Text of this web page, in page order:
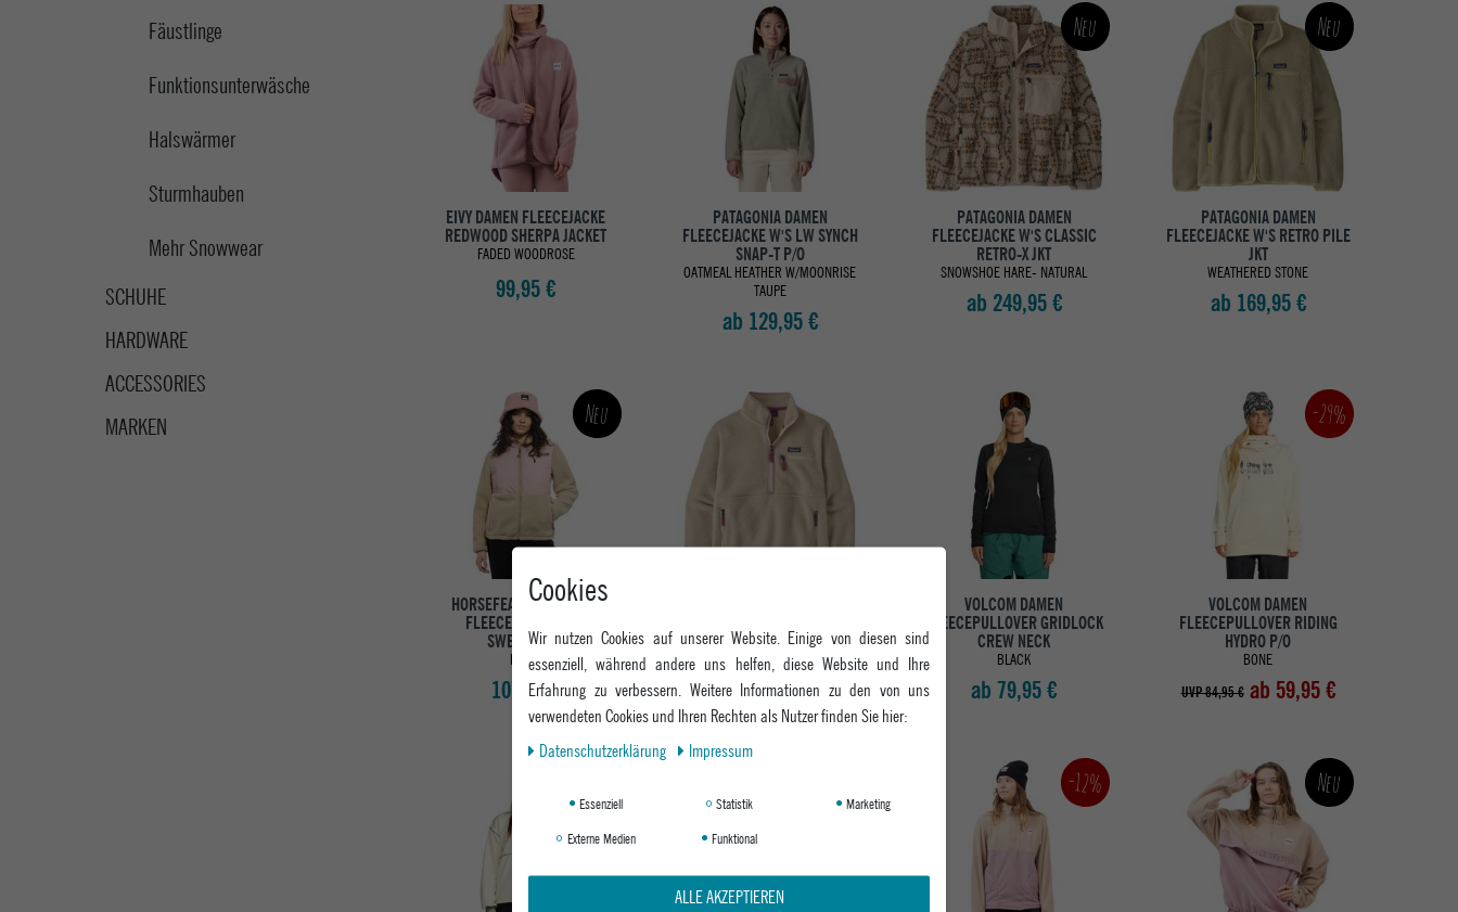
Fäustlinge
Funktionsunterwäsche
Halswärmer
Sturmhauben
Mehr Snowwear
SCHUHE
HARDWARE
ACCESSORIES
MARKEN
EIVY DAMEN FLEECEJACKE
REDWOOD SHERPA JACKET
FADED WOODROSE
99,95 €
PATAGONIA DAMEN
FLEECEJACKE W'S LW SYNCH
SNAP-T P/O
OATMEAL HEATHER W/MOONRISE
TAUPE
ab 129,95 €
Neu
PATAGONIA DAMEN
FLEECEJACKE W'S CLASSIC
RETRO-X JKT
SNOWSHOE HARE- NATURAL
ab 249,95 €
Neu
PATAGONIA DAMEN
FLEECEJACKE W'S RETRO PILE
JKT
WEATHERED STONE
ab 169,95 €
Neu
HORSEFEATHERS DAMEN
FLEECEJACKE GEMA
SWEATSHIRT
LOTUS
107,95 €
PILE MARSUPIAL
DARK NATURAL
ab 149,95 €
VOLCOM DAMEN
FLEECEPULLOVER GRIDLOCK
CREW NECK
BLACK
ab 79,95 €
-29%
VOLCOM DAMEN
FLEECEPULLOVER RIDING
HYDRO P/O
BONE
UVP 84,95 € ab 59,95 €
-12% Neu
Cookies
Wir nutzen Cookies auf unserer Website. Einige von diesen sind
essenziell, während andere uns helfen, diese Website und Ihre
Erfahrung zu verbessern. Weitere Informationen zu den von uns
verwendeten Cookies und Ihren Rechten als Nutzer finden Sie hier:
Daten­schutz­erklärung
Impressum
Essenziell Statistik
Marketing
Externe Medien
Funktional
ALLE AKZEPTIEREN